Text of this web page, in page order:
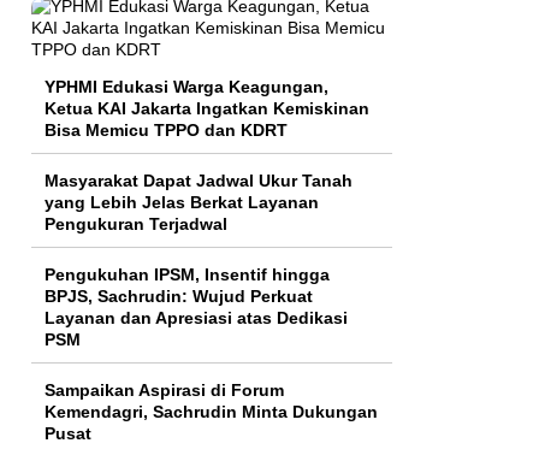
YPHMI Edukasi Warga Keagungan,
Ketua KAI Jakarta Ingatkan Kemiskinan
Bisa Memicu TPPO dan KDRT
Masyarakat Dapat Jadwal Ukur Tanah
yang Lebih Jelas Berkat Layanan
Pengukuran Terjadwal
Pengukuhan IPSM, Insentif hingga
BPJS, Sachrudin: Wujud Perkuat
Layanan dan Apresiasi atas Dedikasi
PSM
Sampaikan Aspirasi di Forum
Kemendagri, Sachrudin Minta Dukungan
Pusat